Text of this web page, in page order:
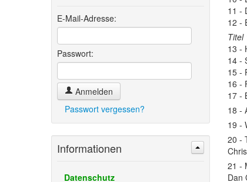
11 -
12 -
Titel
13 -
14 -
15 -
16 -
17 -
18 -
19 -
20 -
21 -
Dan
E-Mail-Adresse:
Passwort:
Anmelden
Passwort vergessen?
Informationen
Datenschutz